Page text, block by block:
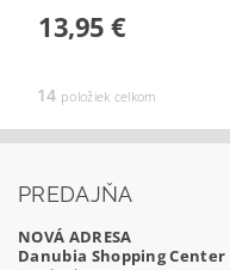
13,95 €
14 položiek celkom
PREDAJŇA
NOVÁ ADRESA
Danubia Shopping Center